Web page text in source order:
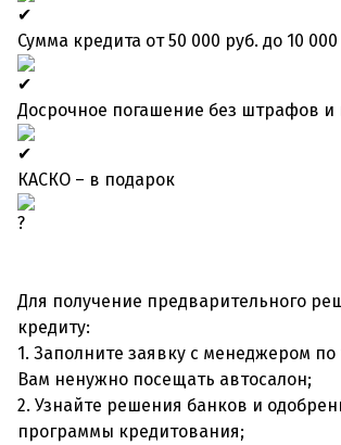
Сумма кредита от 50 000 руб. до 10
Досрочное погашение без штрафов и
КАСКО – в подарок
Для получение предварительного
кредиту:
1. Заполните заявку с менеджером
Вам ненужно посещать автосалон;
2. Узнайте решения банков и
программы кредитования;